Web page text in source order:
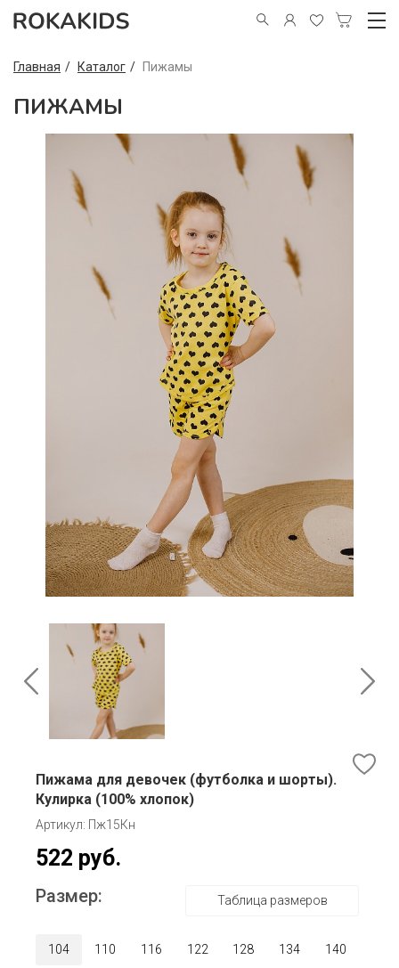
Главная Каталог Пижамы
ПИЖАМЫ
Пижама для девочек (футболка и шорты).
Кулирка (100% хлопок)
Артикул: Пж15Кн
522 руб.
Размер: Таблица размеров
104 110 116 122 128 134 140